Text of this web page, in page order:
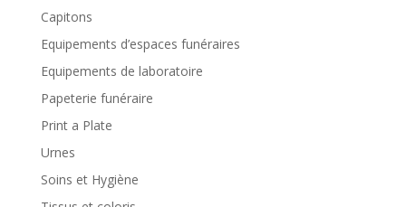
Capitons
Equipements d’espaces funéraires
Equipements de laboratoire
Papeterie funéraire
Print a Plate
Urnes
Soins et Hygiène